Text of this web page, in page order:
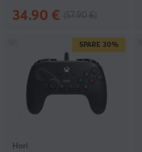
34.90 €
SPARE 30%
Hori